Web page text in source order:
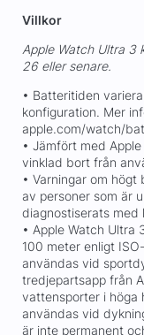
Villkor
Apple Watch Ultra 3
26 eller senare.
• Batteritiden
konfiguration. Mer
apple.com/watch/
• Jämfört med
vinklad bort från
• Varningar om
av personer som är
diagnostiserats med
• Apple Watch Ultra
100 meter enligt
användas vid
tredjepartsapp från
vattensporter i höga
användas vid
är inte permanent